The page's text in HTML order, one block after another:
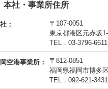
本社・事業所住所
：
〒107-0051
東京都港区元赤
TEL．03-3796-6611
空港事業所：
〒812-0851
福岡県福岡市博多
TEL．092-621-3431